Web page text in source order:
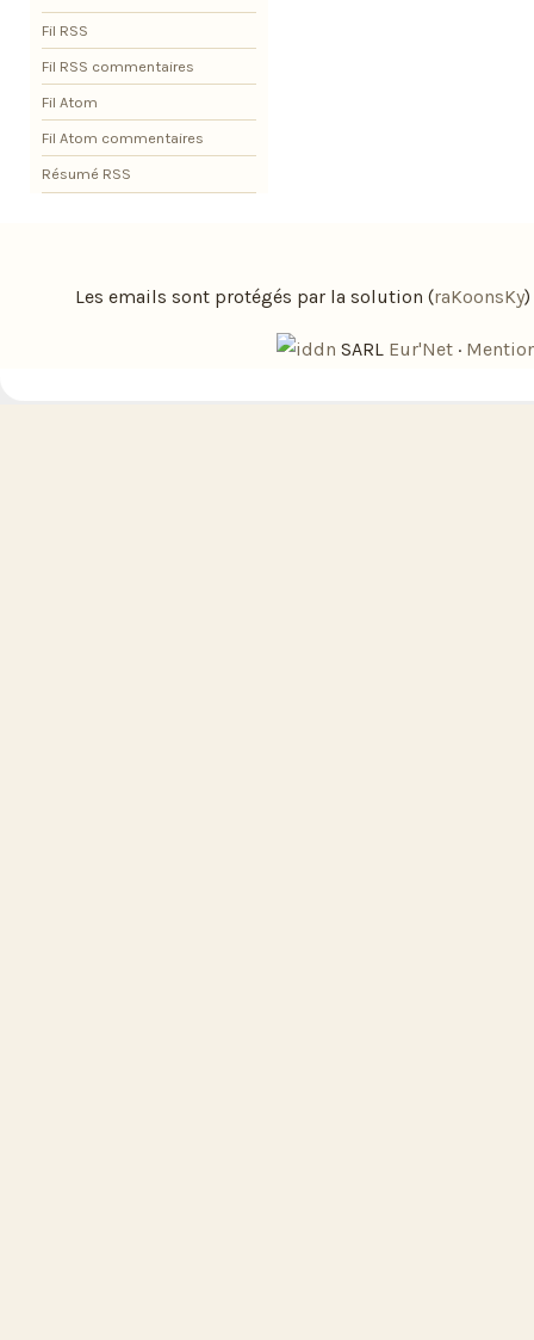
Fil RSS
Fil RSS commentaires
Fil Atom
Fil Atom commentaires
Résumé RSS
Les emails sont protégés par la solution (raKoonsKy)
SARL Eur'Net ·